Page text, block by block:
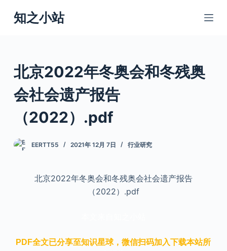
跳
过
知之小站
北京2022年冬奥会和冬残奥
会社会遗产报告
（2022）.pdf
EERTT55 2021年 12月 7日 行业研究
北京2022年冬奥会和冬残奥会社会遗产报告
（2022）.pdf
PDF全文已分享至知识星球，微信扫码加入下载本站所